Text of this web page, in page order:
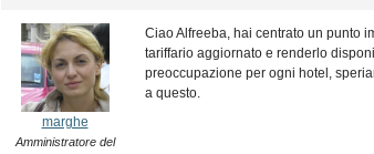
marghe
Amministratore del
Ciao Alfreeba, hai centrato un punto
tariffario aggiornato e renderlo
preoccupazione per ogni hotel,
a questo.